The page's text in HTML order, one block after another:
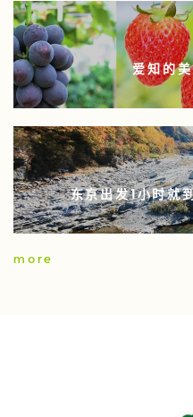
爱知的
东京出发1小时就
more